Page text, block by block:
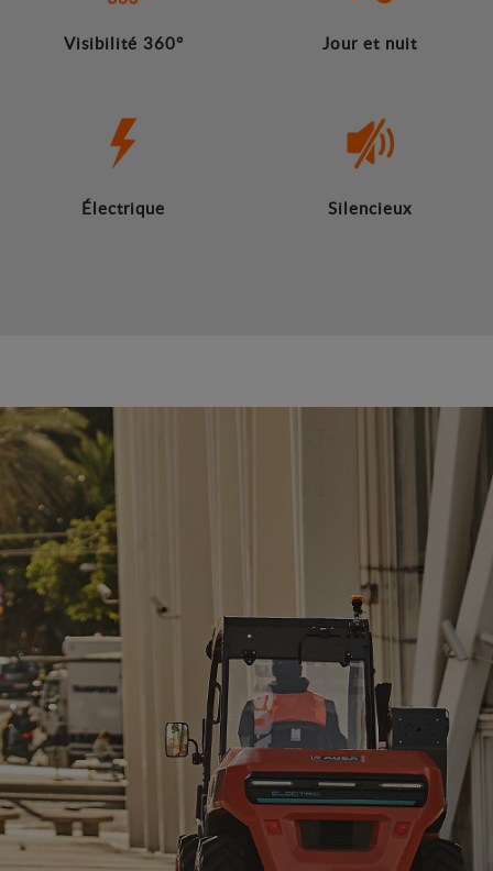
Visibilité 360° Jour et nuit
Électrique Silencieux